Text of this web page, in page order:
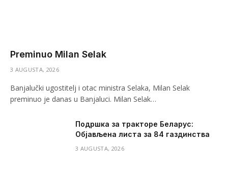
Preminuo Milan Selak
3 AUGUSTA, 2026
Banjalučki ugostitelj i otac ministra Selaka, Milan Selak
preminuo je danas u Banjaluci. Milan Selak…
Подршка за тракторе Беларус:
Објављена листа за 84 газдинства
3 AUGUSTA, 2026